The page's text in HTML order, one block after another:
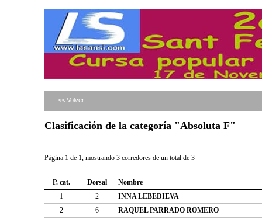
<< Volver
Clasificación de la categoría "Absoluta F"
Página 1 de 1, mostrando 3 corredores de un total de 3
P. cat. Dorsal
Nombre
1
2
INNA LEBEDIEVA
2
6
RAQUEL PARRADO ROMERO